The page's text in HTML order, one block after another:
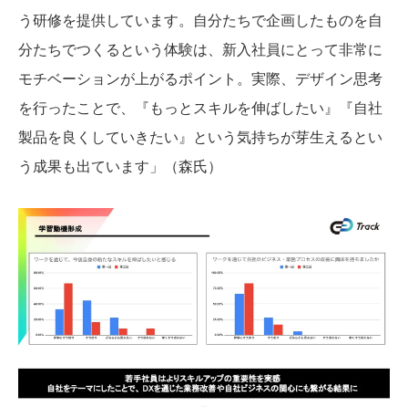
う研修を提供しています。自分たちで企画したものを自
分たちでつくるという体験は、新入社員にとって非常に
モチベーションが上がるポイント。実際、デザイン思考
を行ったことで、『もっとスキルを伸ばしたい』『自社
製品を良くしていきたい』という気持ちが芽生えるとい
う成果も出ています」（森氏）